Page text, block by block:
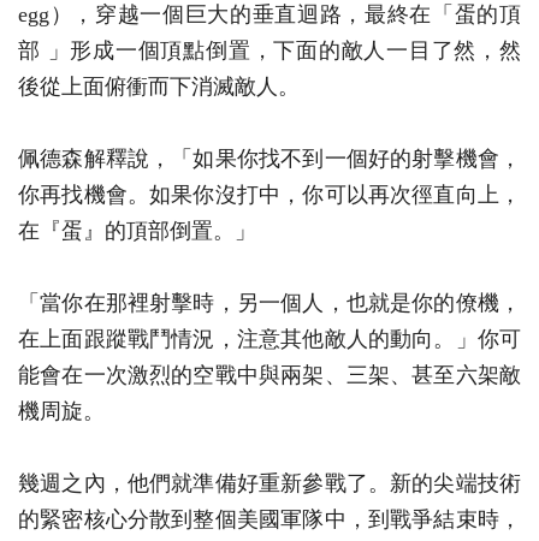
egg），穿越一個巨大的垂直迴路，最終在「蛋的頂
部 」形成一個頂點倒置，下面的敵人一目了然，然
後從上面俯衝而下消滅敵人。
佩德森解釋說，「如果你找不到一個好的射擊機會，
你再找機會。如果你沒打中，你可以再次徑直向上，
在『蛋』的頂部倒置。」
「當你在那裡射擊時，另一個人，也就是你的僚機，
在上面跟蹤戰鬥情況，注意其他敵人的動向。」你可
能會在一次激烈的空戰中與兩架、三架、甚至六架敵
機周旋。
幾週之內，他們就準備好重新參戰了。新的尖端技術
的緊密核心分散到整個美國軍隊中，到戰爭結束時，